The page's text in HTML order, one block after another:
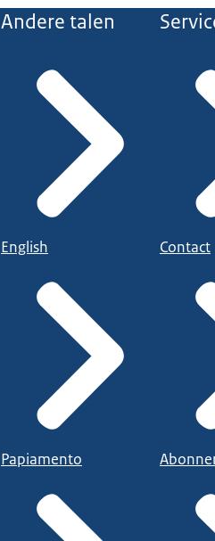
Andere talen
English
Papiamento
Contact